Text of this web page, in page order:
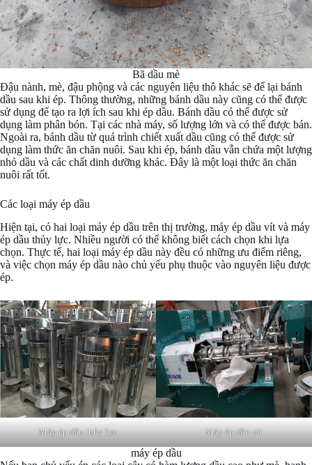
Bã dầu mè
Đậu nành, mè, đậu phộng và các nguyên liệu thô khác sẽ để lại bánh
dầu sau khi ép. Thông thường, những bánh dầu này cũng có thể được
sử dụng để tạo ra lợi ích sau khi ép dầu. Bánh dầu có thể được sử
dụng làm phân bón. Tại các nhà máy, số lượng lớn và có thể được bán.
Ngoài ra, bánh dầu từ quá trình chiết xuất dầu cũng có thể được sử
dụng làm thức ăn chăn nuôi. Sau khi ép, bánh dầu vẫn chứa một lượng
nhỏ dầu và các chất dinh dưỡng khác. Đây là một loại thức ăn chăn
nuôi rất tốt.
Các loại máy ép dầu
Hiện tại, có hai loại máy ép dầu trên thị trường, máy ép dầu vít và máy
ép dầu thủy lực. Nhiều người có thể không biết cách chọn khi lựa
chọn. Thực tế, hai loại máy ép dầu này đều có những ưu điểm riêng,
và việc chọn máy ép dầu nào chủ yếu phụ thuộc vào nguyên liệu được
ép.
Máy ép dầu thủy lực Máy ép dầu vít
máy ép dầu